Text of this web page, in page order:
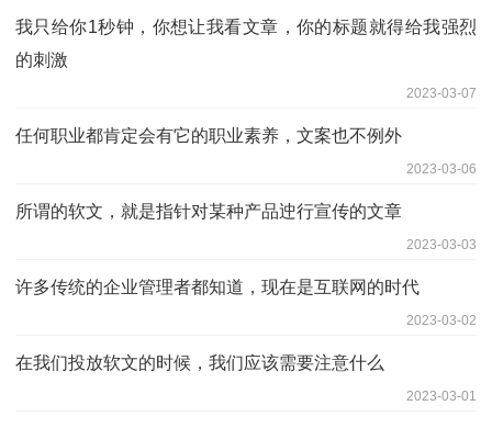
我只给你1秒钟，你想让我看文章，你的标题就得给我强烈
的刺激
2023-03-07
任何职业都肯定会有它的职业素养，文案也不例外
2023-03-06
所谓的软文，就是指针对某种产品迚行宣传的文章
2023-03-03
许多传统的企业管理者都知道，现在是互联网的时代
2023-03-02
在我们投放软文的时候，我们应该需要注意什么
2023-03-01